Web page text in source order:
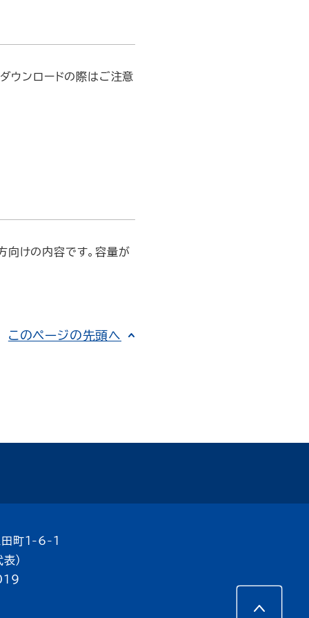
ダウンロードの際はご注意
向けの内容です。容量が
このページの先頭へ
町1-6-1
）